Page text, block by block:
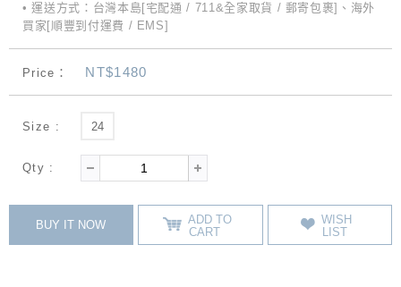
• 運送方式：台灣本島[宅配通 / 711&全家取貨 / 郵寄包裹]、海外
買家[順豐到付運費 / EMS]
Price： NT$1480
Size : 24
Qty :
BUY IT NOW
ADD TO
CART
WISH
LIST